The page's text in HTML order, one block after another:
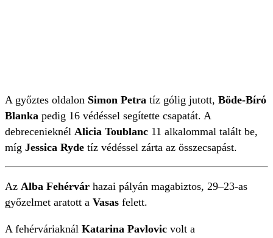
A győztes oldalon Simon Petra tíz gólig jutott, Böde-Bíró
Blanka pedig 16 védéssel segítette csapatát. A
debrecenieknél Alicia Toublanc 11 alkalommal talált be,
míg Jessica Ryde tíz védéssel zárta az összecsapást.
Az Alba Fehérvár hazai pályán magabiztos, 29–23-as
győzelmet aratott a Vasas felett.
A fehérváriaknál Katarina Pavlovic volt a